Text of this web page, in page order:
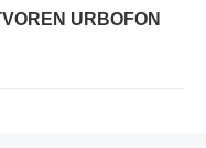
URBOFON